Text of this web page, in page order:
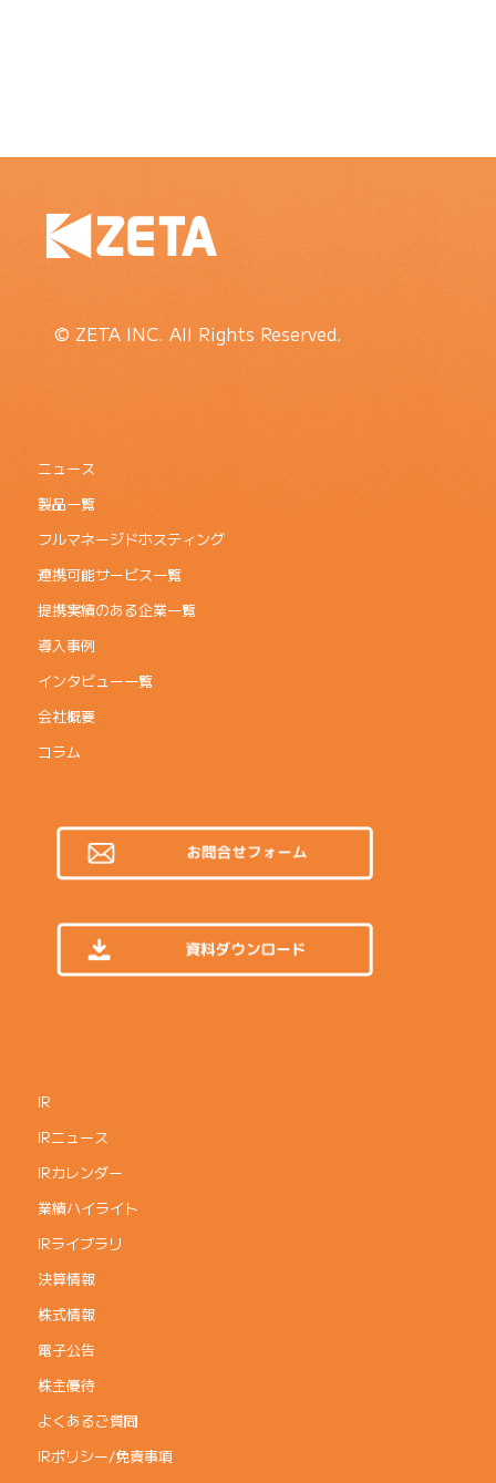
© ZETA INC. All Rights Reserved.
ニュース
製品一覧
フルマネージドホスティング
連携可能サービス一覧
提携実績のある企業一覧
導入事例
インタビュー一覧
会社概要
コラム
IR
IRニュース
IRカレンダー
業績ハイライト
IRライブラリ
決算情報
株式情報
電子公告
株主優待
よくあるご質問
IRポリシー/免責事項